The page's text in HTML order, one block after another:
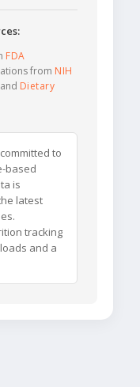
FDA
from NIH
and Dietary
to
based
is
latest
tracking
and a